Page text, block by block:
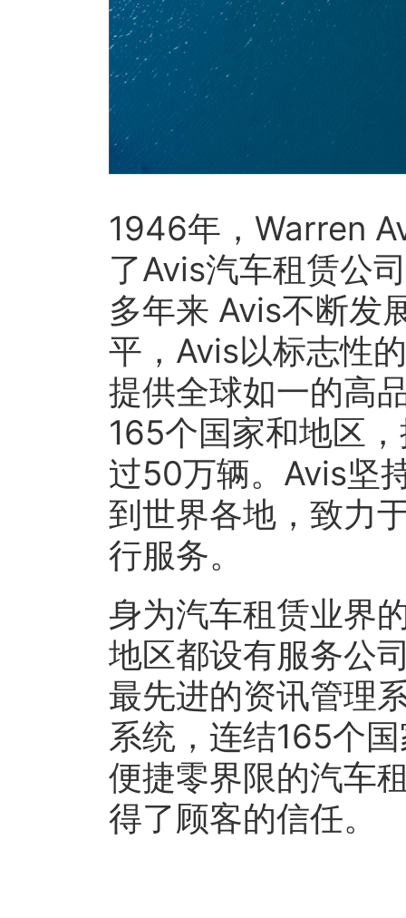
1946年，Warren
了Avis汽车租赁公
多年来 Avis不断发
平，Avis以标志性
提供全球如一的高
165个国家和地区
过50万辆。Avis坚
到世界各地，致力
行服务。
身为汽车租赁业界
地区都设有服务公
最先进的资讯管理
系统，连结165个
便捷零界限的汽车
得了顾客的信任。